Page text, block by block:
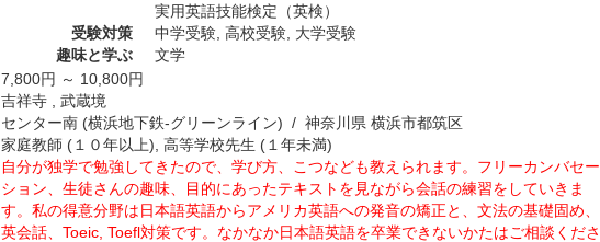
実用英語技能検定（英検）
受験対策
中学受験, 高校受験, 大学受験
趣味と学ぶ
文学
7,800円 ～ 10,800円
吉祥寺 , 武蔵境
センター南 (横浜地下鉄-グリーンライン) / 神奈川県 横浜市都筑区
家庭教師 (１０年以上), 高等学校先生 (１年未満)
自分が独学で勉強してきたので、学び方、こつなども教えられます。フリーカンバセー
ション、生徒さんの趣味、目的にあったテキストを見ながら会話の練習をしていきま
す。私の得意分野は日本語英語からアメリカ英語への発音の矯正と、文法の基礎固め、
英会話、Toeic, Toefl対策です。なかなか日本語英語を卒業できないかたはご相談くださ